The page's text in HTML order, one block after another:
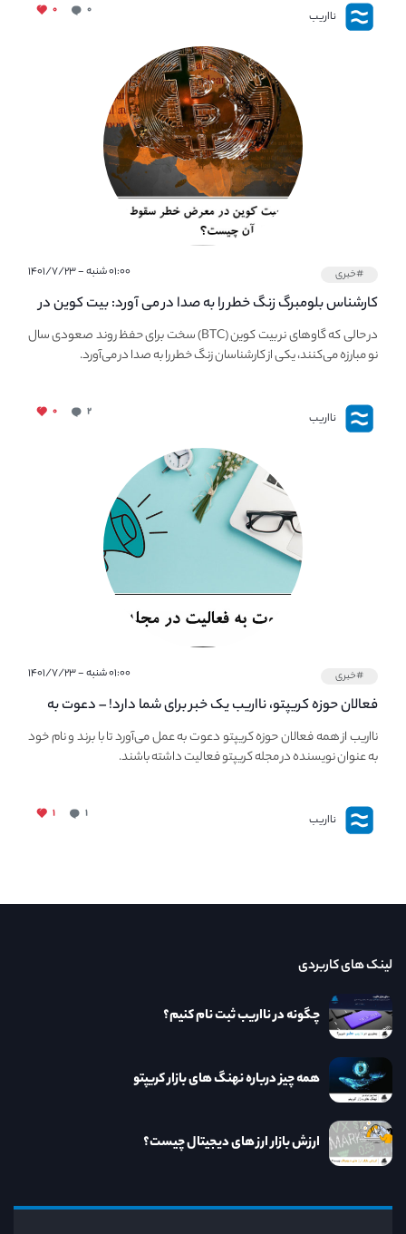
نااریب ۰ ۰
#خبری ۰۱:۰۰ شنبه - ۱۴۰۱/۷/۲۳
کارشناس بلومبرگ زنگ خطر را به صدا در می آورد: بیت کوین در
معرض خطر سقوط بزرگ است - دلیل آن چیست؟در حالی که گاوهای نر بیت کوین (BTC) سخت برای حفظ روند صعودی سال
نو مبارزه می‌کنند، یکی از کارشناسان زنگ خطر را به صدا در می‌آورد.
نااریب ۲ ۰
#خبری ۰۱:۰۰ شنبه - ۱۴۰۱/۷/۲۳
فعالان حوزه کریپتو، نااریب یک خبر برای شما دارد! – دعوت به
فعالیت در مجله کریپتو
نااریب از همه فعالان حوزه کریپتو دعوت به عمل می‌آورد تا با برند و نام خود
به عنوان نویسنده در مجله کریپتو فعالیت داشته باشند.
نااریب ۱ ۱
لینک های کاربردی
چگونه در نااریب ثبت نام کنیم؟
همه چیز درباره نهنگ های بازار کریپتو
ارزش بازار ارز های دیجیتال چیست؟